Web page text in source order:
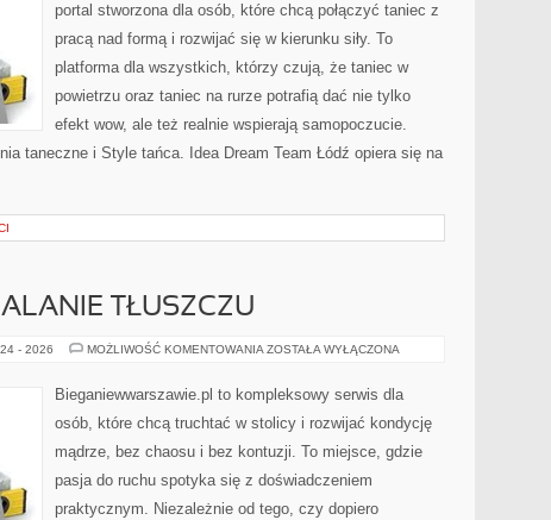
portal stworzona dla osób, które chcą połączyć taniec z
pracą nad formą i rozwijać się w kierunku siły. To
platforma dla wszystkich, którzy czują, że taniec w
powietrzu oraz taniec na rurze potrafią dać nie tylko
efekt wow, ale też realnie wspierają samopoczucie.
taneczne i Style tańca. Idea Dream Team Łódź opiera się na
TŁUSZCZU
- 2026 MOŻLIWOŚĆ KOMENTOWANIA TRENING
TŁUSZCZU
ZOSTAŁA WYŁĄCZONA
Bieganiewwarszawie.pl to kompleksowy serwis dla
osób, które chcą truchtać w stolicy i rozwijać kondycję
mądrze, bez chaosu i bez kontuzji. To miejsce, gdzie
pasja do ruchu spotyka się z doświadczeniem
praktycznym. Niezależnie od tego, czy dopiero